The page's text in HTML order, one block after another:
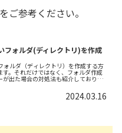
ご参考ください。
ォルダ(ディレクトリ)を作成
ォルダ（ディレクトリ）を作成する方
す。それだけではなく、フォルダ作成
が出た場合の対処法も紹介しておりま
2024.03.16